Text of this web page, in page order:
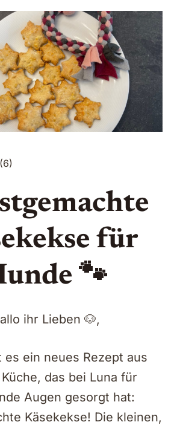
backen
–
einfaches
Rezept
(6)
für
🐾
ihr Lieben 🐶,
es ein neues Rezept aus
das bei Luna für
Augen gesorgt hat:
Käsekekse! Die kleinen,